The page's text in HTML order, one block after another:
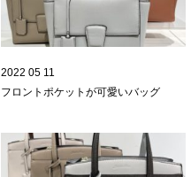
2022 05 11
フロントポケットが可愛いバッグ